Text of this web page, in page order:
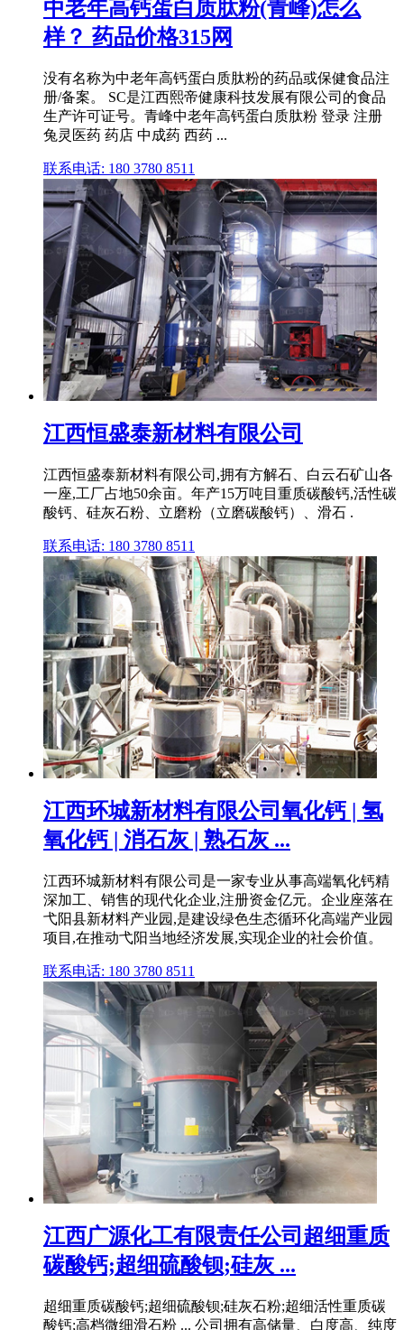
中老年高钙蛋白质肽粉(青峰)怎么
样？ 药品价格315网
没有名称为中老年高钙蛋白质肽粉的药品或保健食品注
册/备案。 SC是江西熙帝健康科技发展有限公司的食品
生产许可证号。青峰中老年高钙蛋白质肽粉 登录 注册
兔灵医药 药店 中成药 西药 ...
联系电话: 180 3780 8511
江西恒盛泰新材料有限公司
江西恒盛泰新材料有限公司,拥有方解石、白云石矿山各
一座,工厂占地50余亩。年产15万吨目重质碳酸钙,活性碳
酸钙、硅灰石粉、立磨粉（立磨碳酸钙）、滑石 .
联系电话: 180 3780 8511
江西环城新材料有限公司氧化钙 | 氢
氧化钙 | 消石灰 | 熟石灰 ...
江西环城新材料有限公司是一家专业从事高端氧化钙精
深加工、销售的现代化企业,注册资金亿元。企业座落在
弋阳县新材料产业园,是建设绿色生态循环化高端产业园
项目,在推动弋阳当地经济发展,实现企业的社会价值。
联系电话: 180 3780 8511
江西广源化工有限责任公司超细重质
碳酸钙;超细硫酸钡;硅灰 ...
超细重质碳酸钙;超细硫酸钡;硅灰石粉;超细活性重质碳
酸钙;高档微细滑石粉 ... 公司拥有高储量、白度高、纯度